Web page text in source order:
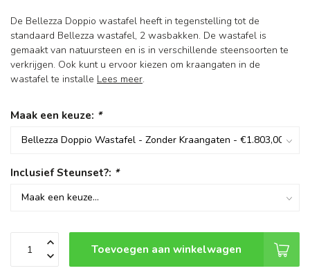
De Bellezza Doppio wastafel heeft in tegenstelling tot de
standaard Bellezza wastafel, 2 wasbakken. De wastafel is
gemaakt van natuursteen en is in verschillende steensoorten te
verkrijgen. Ook kunt u ervoor kiezen om kraangaten in de
wastafel te installe Lees meer.
Maak een keuze: *
Inclusief Steunset?: *
Toevoegen aan winkelwagen